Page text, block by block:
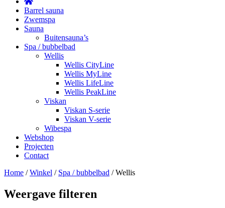
Barrel sauna
Zwemspa
Sauna
Buitensauna’s
Spa / bubbelbad
Wellis
Wellis CityLine
Wellis MyLine
Wellis LifeLine
Wellis PeakLine
Viskan
Viskan S-serie
Viskan V-serie
Wibespa
Webshop
Projecten
Contact
Home /Winkel / Spa / bubbelbad / Wellis
Weergave filteren